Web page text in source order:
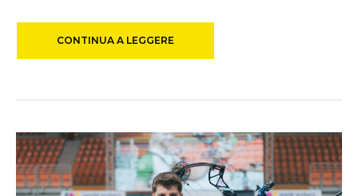
CONTINUA A LEGGERE